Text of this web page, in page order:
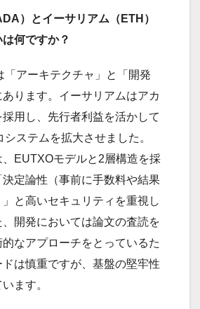
）とイーサリアム（ETH）
何ですか？
「アーキテクチャ」と「開発
ります。イーサリアムはアカ
用し、先行者利益を活かして
ステムを拡大させました。
EUTXOモデルと2層構造を採
決定論性（事前に手数料や結果
と高いセキュリティを重視し
開発においては論文の査読を
なアプローチをとっているた
は慎重ですが、基盤の堅牢性
ます。